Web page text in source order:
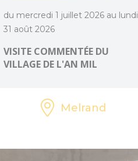
du mercredi 1 juillet 2026 au lundi
31 août 2026
VISITE COMMENTÉE DU
VILLAGE DE L'AN MIL
Melrand